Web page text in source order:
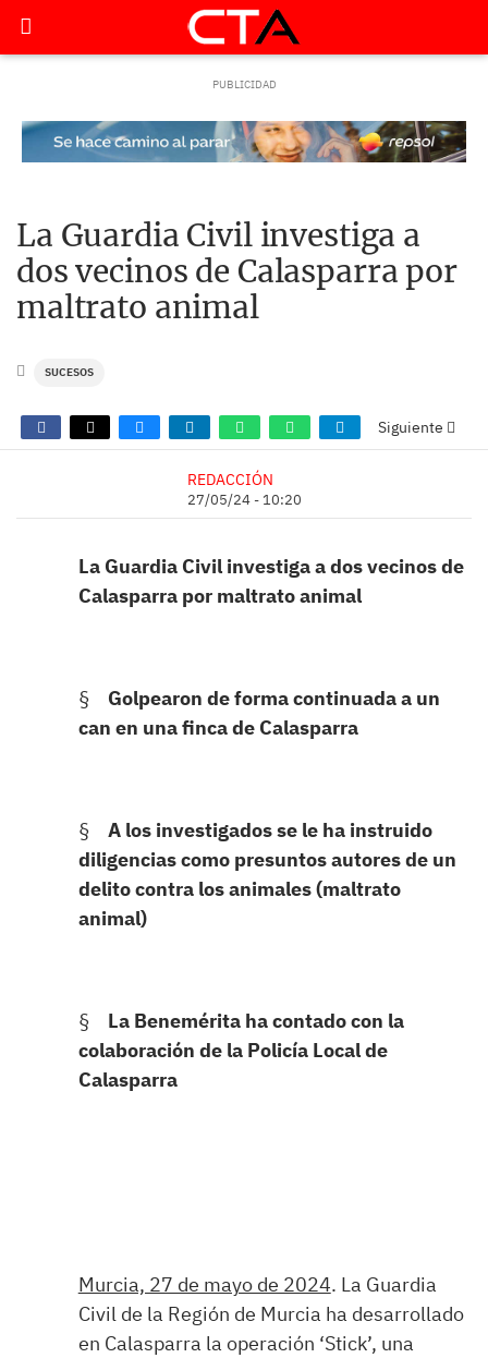
La Guardia Civil investiga a
dos vecinos de Calasparra por
maltrato animal
SUCESOS
Siguiente
REDACCIÓN
27/05/24 - 10:20
La Guardia Civil investiga a dos vecinos de
Calasparra por maltrato animal
§ Golpearon de forma continuada a un
can en una finca de Calasparra
§ A los investigados se le ha instruido
diligencias como presuntos autores de un
delito contra los animales (maltrato
animal)
§ La Benemérita ha contado con la
colaboración de la Policía Local de
Calasparra
Murcia, 27 de mayo de 2024. La Guardia
Civil de la Región de Murcia ha desarrollado
en Calasparra la operación ‘Stick’, una